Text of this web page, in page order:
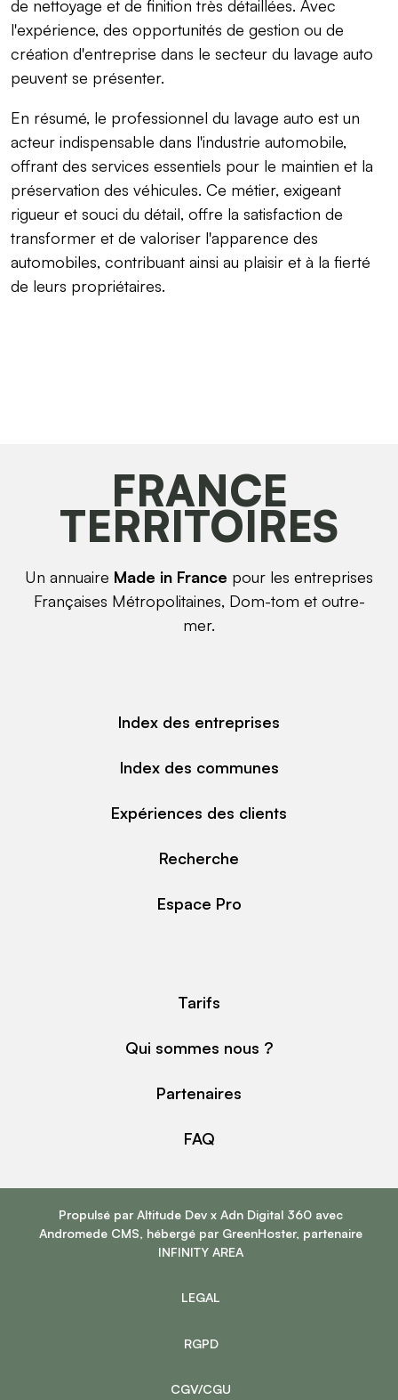
de nettoyage et de finition très détaillées. Avec
l'expérience, des opportunités de gestion ou de
création d'entreprise dans le secteur du lavage auto
peuvent se présenter.
En résumé, le professionnel du lavage auto est un
acteur indispensable dans l'industrie automobile,
offrant des services essentiels pour le maintien et la
préservation des véhicules. Ce métier, exigeant
rigueur et souci du détail, offre la satisfaction de
transformer et de valoriser l'apparence des
automobiles, contribuant ainsi au plaisir et à la fierté
de leurs propriétaires.
FRANCE
TERRITOIRES
Un annuaire Made in France pour les entreprises
Françaises Métropolitaines, Dom-tom et outre-
mer.
Index des entreprises
Index des communes
Expériences des clients
Recherche
Espace Pro
Tarifs
Qui sommes nous ?
Partenaires
FAQ
Propulsé par Altitude Devx Adn Digital 360avec
Andromede CMS, hébergé par GreenHoster, partenaire
INFINITY AREA
LEGAL
RGPD
CGV/CGU